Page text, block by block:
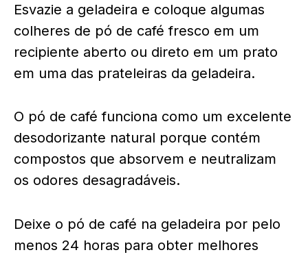
Esvazie a geladeira e coloque algumas
colheres de pó de café fresco em um
recipiente aberto ou direto em um prato
em uma das prateleiras da geladeira.
O pó de café funciona como um excelente
desodorizante natural porque contém
compostos que absorvem e neutralizam
os odores desagradáveis.
Deixe o pó de café na geladeira por pelo
menos 24 horas para obter melhores